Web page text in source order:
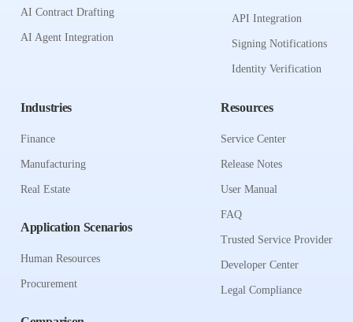
AI Contract Drafting
AI Agent Integration
API Integration
Signing Notifications
Identity Verification
Industries
Finance
Manufacturing
Real Estate
Application Scenarios
Human Resources
Procurement
Resources
Service Center
Release Notes
User Manual
FAQ
Trusted Service Provider
Developer Center
Legal Compliance